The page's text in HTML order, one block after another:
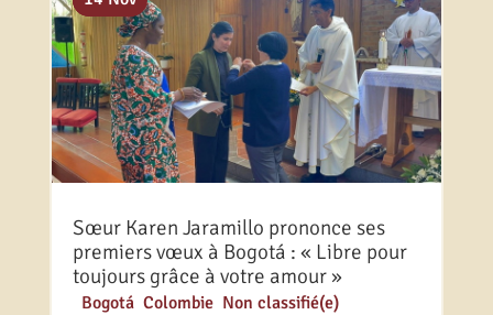
Sœur Karen Jaramillo prononce ses
premiers vœux à Bogotá : « Libre pour
toujours grâce à votre amour »
Bogotá, Colombie, Non classifié(e),